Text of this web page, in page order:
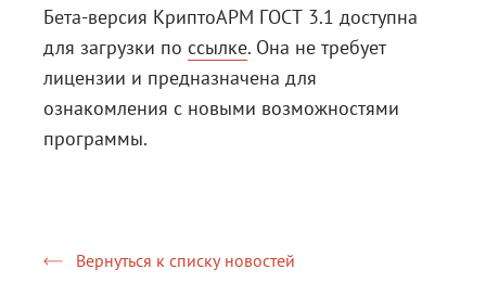
Бета-версия КриптоАРМ ГОСТ 3.1 доступна
для загрузки по ссылке. Она не требует
лицензии и предназначена для
ознакомления с новыми возможностями
программы.
Вернуться к списку новостей